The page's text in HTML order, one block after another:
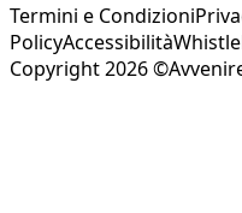
Termini e Condizioni
PolicyAccessibilità
Copyright 2026